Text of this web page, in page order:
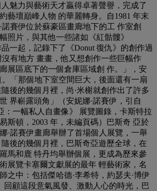
魅力與藝術天才贏得卓著聲譽，完成了
藝壇巔峰人物 的華麗轉身。自1981 年末
諾賽伊位於蘇豪區畫廊地下的工 作室創
照片，與其他一些諸如《紅骷髏》
品一起，記錄下了《Donut 復仇》的創作過
沒有地方 畫畫，他又想創作一些巨幅作
展區底下的一個倉庫區域創 作。」，安
。「那個地下室空間巨大，後面還有一扇
後的幾個月裡，尚·米榭就創作出了許多
界嶄露頭角」（安妮娜·諾賽伊，引自
：一幅私人自畫像》 展覽圖錄，卡斯特拉
斯頓，2003 年，未編頁碼）巴斯奇 亞於
·諾賽伊畫廊舉辦了首場個人展覽，一舉
後的幾個月裡，巴斯奇亞遊歷全球，在
馬和鹿 特丹均舉辦個展，更成為歷來參
展覽卡塞爾文獻展的最年 輕藝術家，名
之中：包括傑哈德·李希特，約瑟夫·博伊
回顧這段意氣風發、激動人心的時光，巴